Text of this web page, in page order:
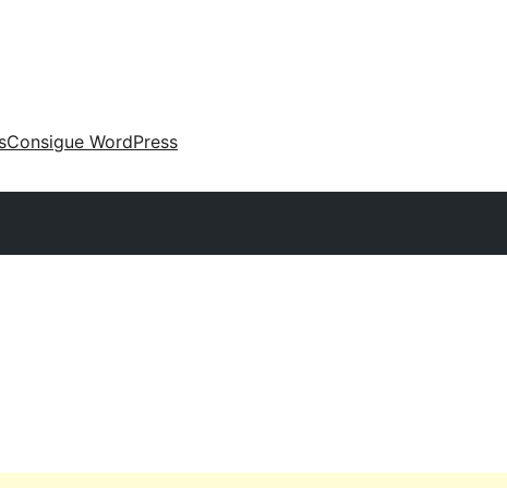
Consigue WordPress